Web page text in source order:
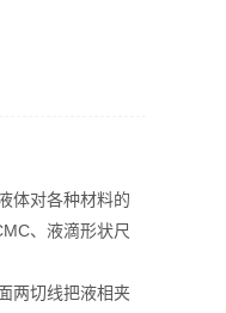
体对各种材料的
、液滴形状尺
两切线把液相夹